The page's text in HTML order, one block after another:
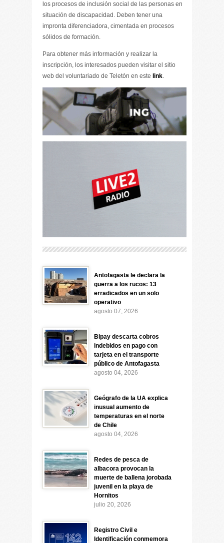
los procesos de inclusión social de las personas en
situación de discapacidad. Deben tener una
impronta diferenciadora, cimentada en procesos
sólidos de formación.
Para obtener más información y realizar la
inscripción, los interesados pueden visitar el sitio
web del voluntariado de Teletón en este link.
Antofagasta le declara la
guerra a los rucos: 13
erradicados en un solo
operativo
agosto 07, 2026
Bipay descarta cobros
indebidos en pago con
tarjeta en el transporte
público de Antofagasta
agosto 04, 2026
Geógrafo de la UA explica
inusual aumento de
temperaturas en el norte
de Chile
agosto 04, 2026
Redes de pesca de
albacora provocan la
muerte de ballena jorobada
juvenil en la playa de
Hornitos
julio 20, 2026
Registro Civil e
Identificación conmemora